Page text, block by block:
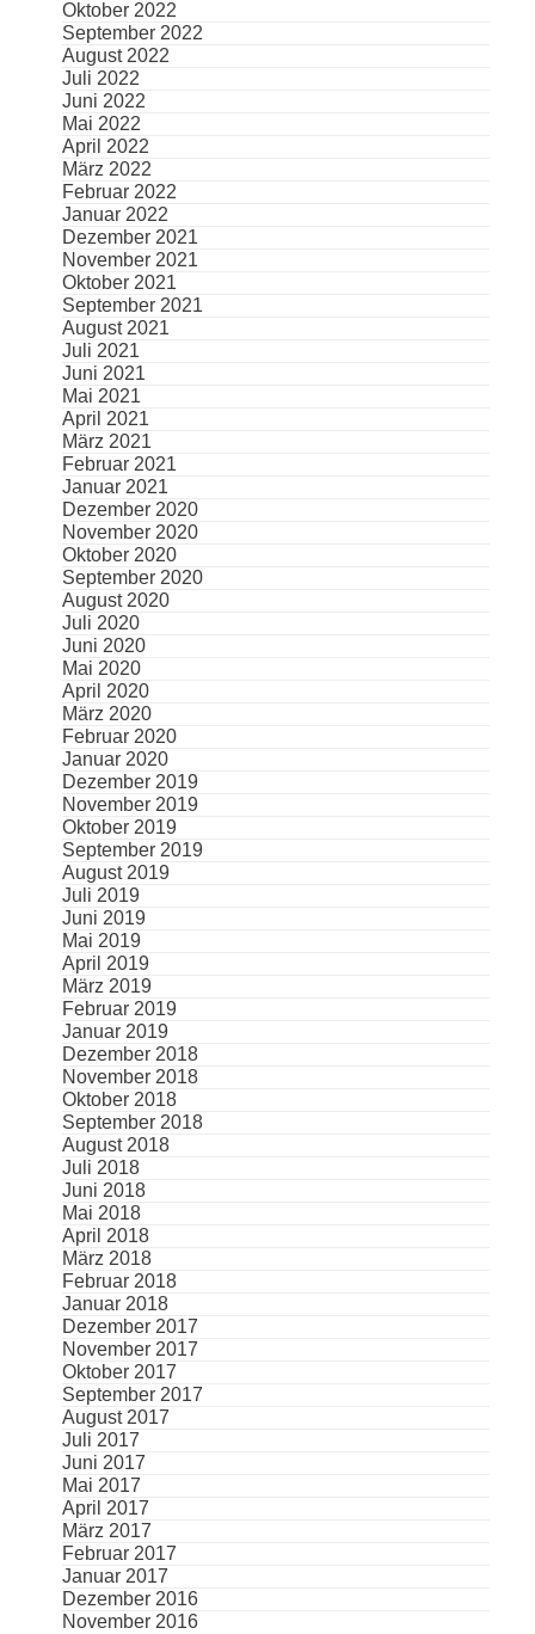
Oktober 2022
September 2022
August 2022
Juli 2022
Juni 2022
Mai 2022
April 2022
März 2022
Februar 2022
Januar 2022
Dezember 2021
November 2021
Oktober 2021
September 2021
August 2021
Juli 2021
Juni 2021
Mai 2021
April 2021
März 2021
Februar 2021
Januar 2021
Dezember 2020
November 2020
Oktober 2020
September 2020
August 2020
Juli 2020
Juni 2020
Mai 2020
April 2020
März 2020
Februar 2020
Januar 2020
Dezember 2019
November 2019
Oktober 2019
September 2019
August 2019
Juli 2019
Juni 2019
Mai 2019
April 2019
März 2019
Februar 2019
Januar 2019
Dezember 2018
November 2018
Oktober 2018
September 2018
August 2018
Juli 2018
Juni 2018
Mai 2018
April 2018
März 2018
Februar 2018
Januar 2018
Dezember 2017
November 2017
Oktober 2017
September 2017
August 2017
Juli 2017
Juni 2017
Mai 2017
April 2017
März 2017
Februar 2017
Januar 2017
Dezember 2016
November 2016